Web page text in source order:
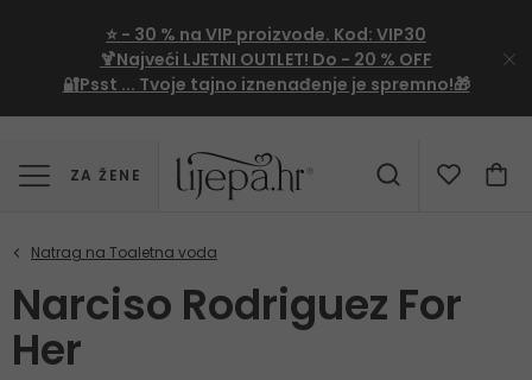
⭐ - 30 % na VIP proizvode. Kod: VIP30
🍹Najveći LJETNI OUTLET! Do - 20 % OFF
🔐Psst ... Tvoje tajno iznenađenje je spremno!🎁
ZA ŽENE
Narciso Rodriguez For
Her